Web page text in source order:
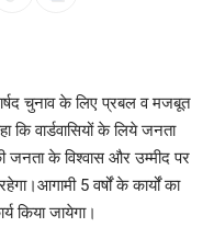
चुनाव के लिए प्रबल व मजबूत
कि वार्डवासियों के लिये जनता
जनता के विश्वास और उम्मीद पर
5 वर्षों के कार्यों का
किया जायेगा।